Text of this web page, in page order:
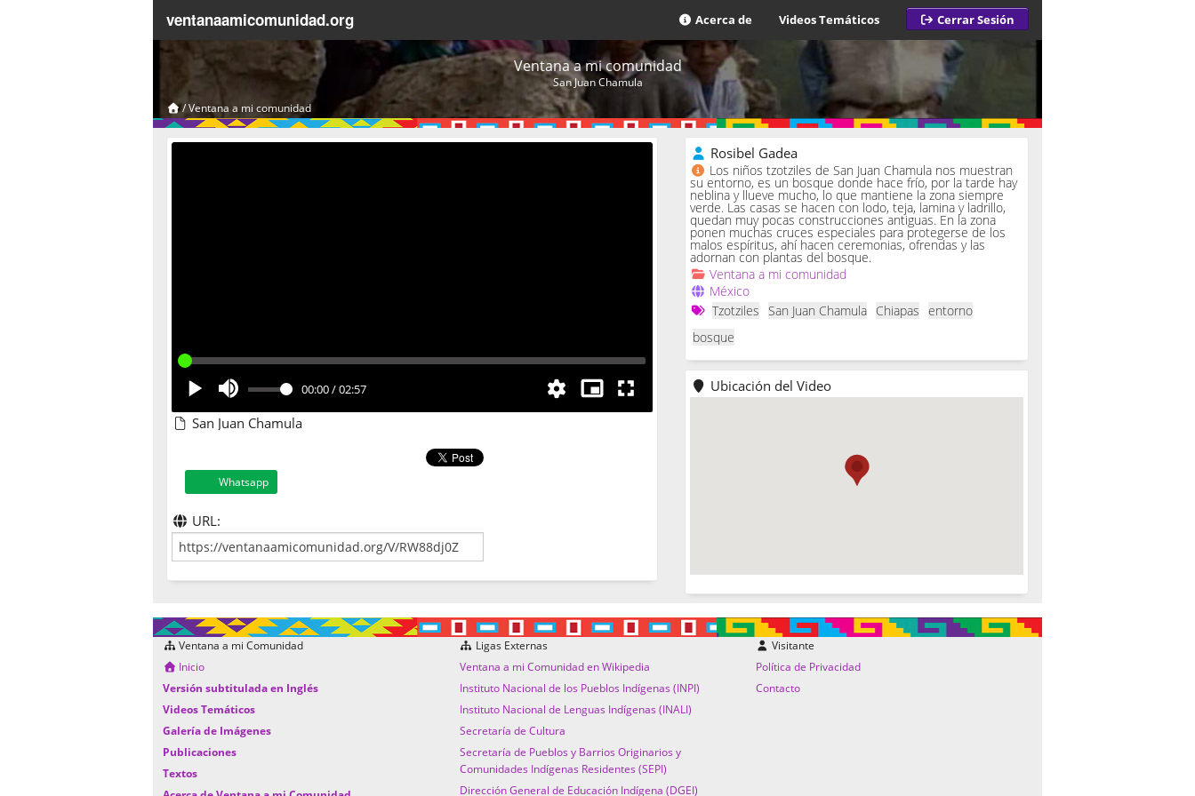
ventanaamicomunidad.org Acerca de Videos Temáticos Cerrar Sesión
Ventana a mi comunidad
San Juan Chamula
/Ventana a mi comunidad
00:00/02:57
San Juan Chamula
Whatsapp
URL:
Rosibel Gadea
Los niños tzotziles de San Juan Chamula nos muestran
su entorno, es un bosque donde hace frío, por la tarde hay
neblina y llueve mucho, lo que mantiene la zona siempre
verde. Las casas se hacen con lodo, teja, lamina y ladrillo,
quedan muy pocas construcciones antiguas. En la zona
ponen muchas cruces especiales para protegerse de los
malos espíritus, ahí hacen ceremonias, ofrendas y las
adornan con plantas del bosque.
Ventana a mi comunidad
México
Tzotziles San Juan Chamula Chiapas entorno
bosque
Ubicación del Video
Ventana a mi Comunidad
Inicio
Versión subtitulada en Inglés
Videos Temáticos
Galería de Imágenes
Publicaciones
Textos
Ligas Externas
Ventana a mi Comunidad en Wikipedia
Instituto Nacional de los Pueblos Indígenas (INPI)
Instituto Nacional de Lenguas Indígenas (INALI)
Secretaría de Cultura
Secretaría de Pueblos y Barrios Originarios y
Comunidades Indígenas Residentes (SEPI)
Dirección General de Educación Indígena (DGEI)
Visitante
Política de Privacidad
Contacto